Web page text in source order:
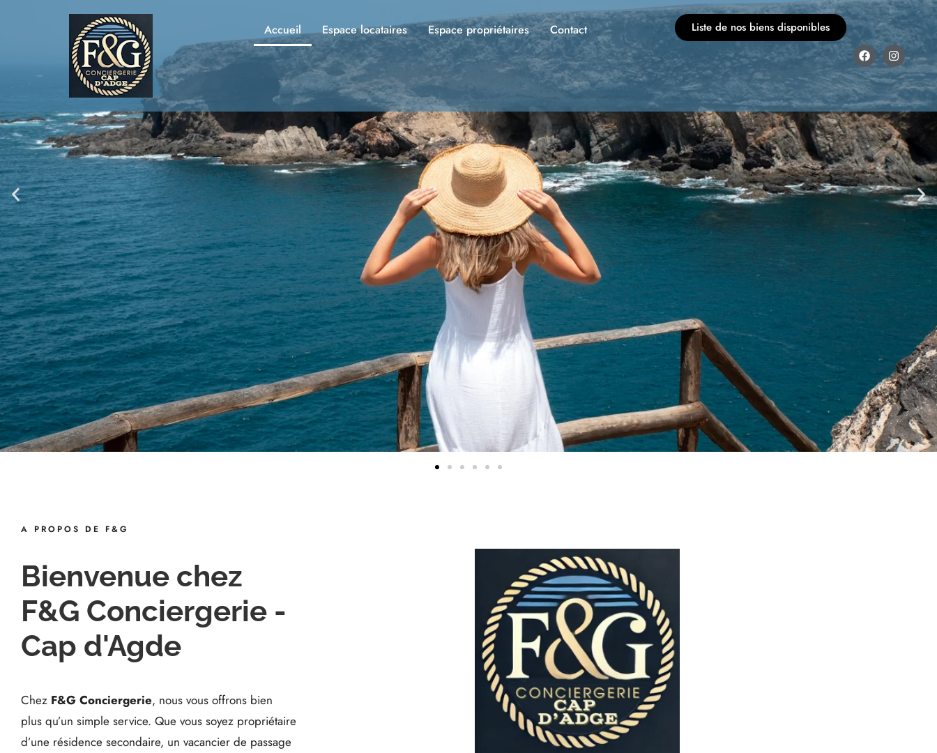
Accueil Espace locataires Espace propriétaires Contact Liste de nos biens disponibles
A PROPOS DE F&G
Bienvenue chez
F&G Conciergerie -
Cap d'Agde
Chez F&G Conciergerie, nous vous offrons bien
plus qu’un simple service. Que vous soyez propriétaire
d’une résidence secondaire, un vacancier de passage